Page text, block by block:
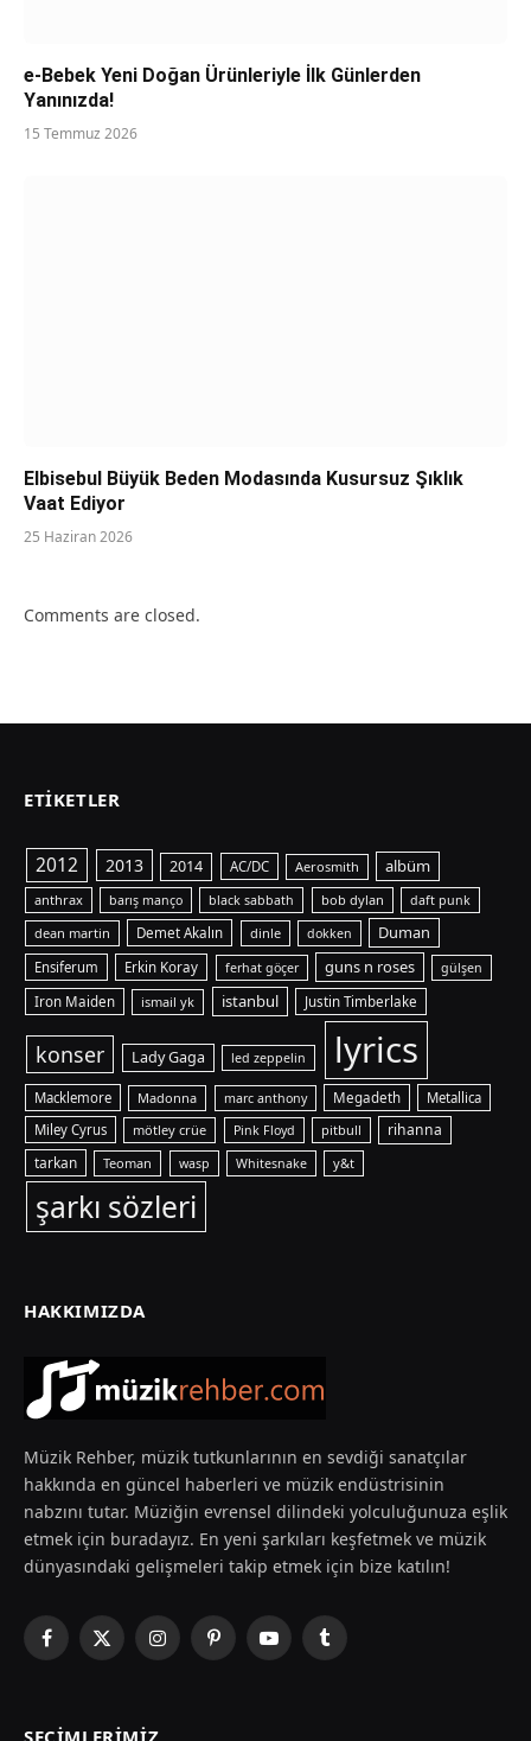
e-Bebek Yeni Doğan Ürünleriyle İlk Günlerden
Yanınızda!
15 Temmuz 2026
Elbisebul Büyük Beden Modasında Kusursuz Şıklık
Vaat Ediyor
25 Haziran 2026
Comments are closed.
ETIKETLER
2012 2013 2014 AC/DC Aerosmith albüm
anthrax barış manço black sabbath bob dylan daft punk
dean martin Demet Akalın dinle dokken Duman
Ensiferum Erkin Koray ferhat göçer guns n roses gülşen
Iron Maiden ismail yk istanbul Justin Timberlake
konser Lady Gaga led zeppelin lyrics
Macklemore Madonna marc anthony Megadeth
Metallica
Miley Cyrus
mötley crüe Pink Floyd pitbull rihanna
tarkan Teoman wasp Whitesnake y&t
şarkı sözleri
HAKKIMIZDA
Müzik Rehber, müzik tutkunlarının en sevdiği sanatçılar
hakkında en güncel haberleri ve müzik endüstrisinin
nabzını tutar. Müziğin evrensel dilindeki yolculuğunuza eşlik
etmek için buradayız. En yeni şarkıları keşfetmek ve müzik
dünyasındaki gelişmeleri takip etmek için bize katılın!
Facebook
X
InstagramPinterestYouTubeTumblr